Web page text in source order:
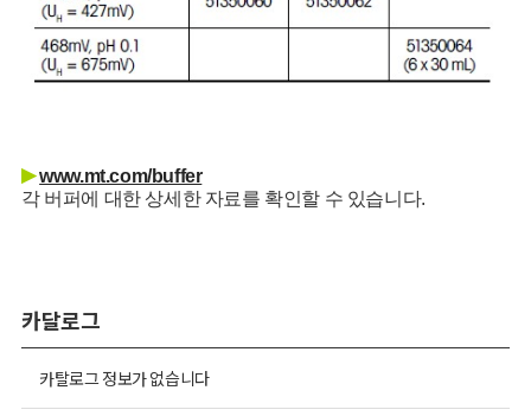
▶ www.mt.com/buffer
각 버퍼에 대한 상세한 자료를 확인할 수 있습니다.
카달로그
카탈로그 정보가 없습니다